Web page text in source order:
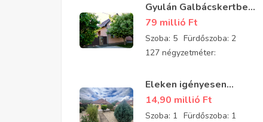
Gyulán Galbácskertben
2008-ban épült kiváló
állapotú padlásszobás
ház eladó 5 szobával és
2 fürdővel
79 millió Ft
Szoba: 5 Fürdőszoba: 2
127 négyzetméter:
Eleken igényesen
felújított, parkosított
kis téglaház eladó
14,90 millió Ft
Szoba: 1 Fürdőszoba: 1